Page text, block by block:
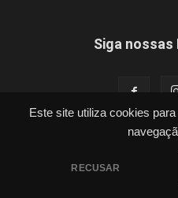
Este site utiliza cookies
RECUSAR
Siga nossas
Publicações